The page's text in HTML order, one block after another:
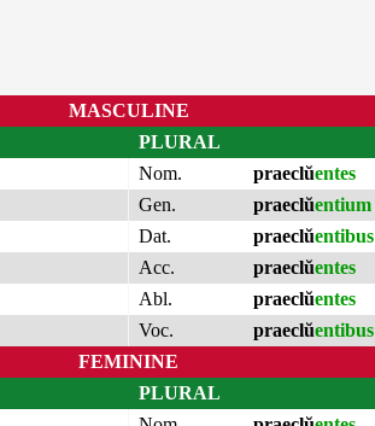
MASCULINE
PLURAL
Nom.
praeclŭentes
Gen.
praeclŭentium
Dat.
praeclŭentibus
Acc.
praeclŭentes
Abl.
praeclŭentes
Voc.
praeclŭentibus
FEMININE
PLURAL